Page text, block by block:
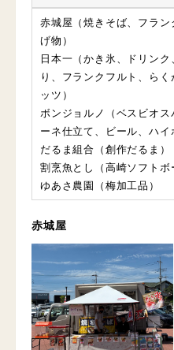
赤城屋（焼きそば、フラ
げ物）
日本一（かき氷、ドリン
り、フランクフルト、ら
ッツ）
ボンジョルノ（ベスビオ
ーネ仕立て、ビール、ハイ
だるま組合（創作だるま）
割烹魚とし（高崎ソフトボ
ゆあさ農園（梅加工品）
赤城屋